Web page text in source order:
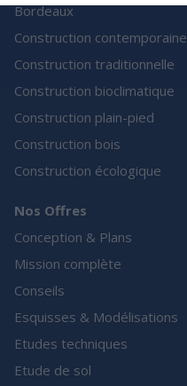
Bordeaux
Construction contemporaine
Construction traditionnelle
Construction bioclimatique
Construction plain-pied
Construction bois
Construction écologique
Nos Offres
Conception & Plans
Mission complète
Conseils
Esquisses & Modélisations
Etudes techniques
Etude de sol